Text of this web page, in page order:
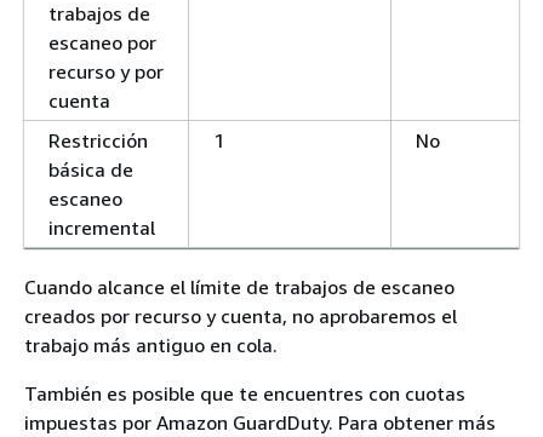
trabajos de
escaneo por
recurso y por
cuenta
Restricción
básica de
escaneo
incremental
1 No
Cuando alcance el límite de trabajos de escaneo
creados por recurso y cuenta, no aprobaremos el
trabajo más antiguo en cola.
También es posible que te encuentres con cuotas
impuestas por Amazon GuardDuty. Para obtener más